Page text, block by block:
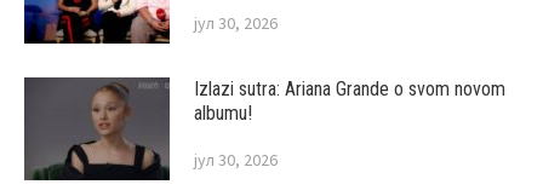
јул 30, 2026
Izlazi sutra: Ariana Grande o svom novom
albumu!
јул 30, 2026